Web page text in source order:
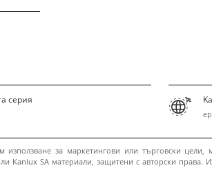
серия
за маркетингови или търговски
SA материали, защитени с авторски права.